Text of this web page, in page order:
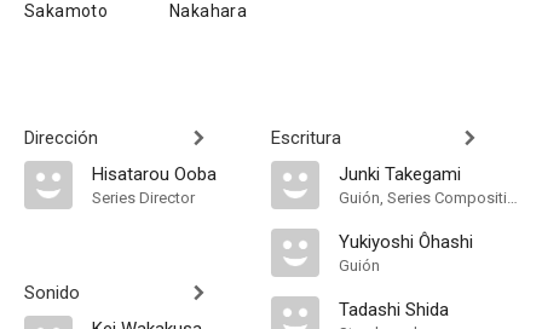
Sakamoto
Nakahara
Dirección
Hisatarou Ooba
Series Director
Sonido
Escritura
Junki Takegami
Guión, Series Composition
Yukiyoshi Ôhashi
Guión
Tadashi Shida